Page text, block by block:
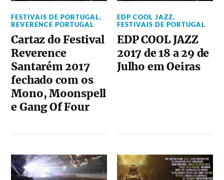
FESTIVAIS DE PORTUGAL,
REVERENCE PORTUGAL
Cartaz do Festival
Reverence
Santarém 2017
fechado com os
Mono, Moonspell
e Gang Of Four
EDP COOL JAZZ,
FESTIVAIS DE PORTUGAL
EDP COOL JAZZ
2017 de 18 a 29 de
Julho em Oeiras